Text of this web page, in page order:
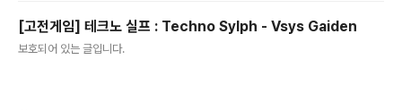
[고전게임] 테크노 실프 : Techno Sylph - Vsys Gaiden
보호되어 있는 글입니다.